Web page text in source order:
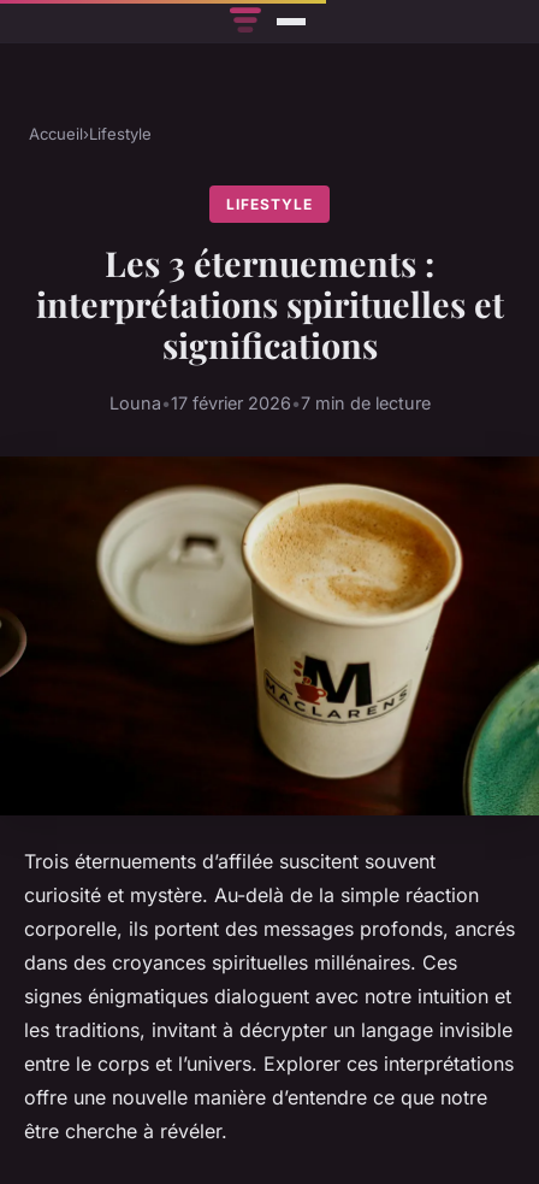
Accueil›Lifestyle
LIFESTYLE
Les 3 éternuements :
interprétations spirituelles et
significations
Louna•17 février 2026•7 min de lecture
Trois éternuements d’affilée suscitent souvent
curiosité et mystère. Au-delà de la simple réaction
corporelle, ils portent des messages profonds, ancrés
dans des croyances spirituelles millénaires. Ces
signes énigmatiques dialoguent avec notre intuition et
les traditions, invitant à décrypter un langage invisible
entre le corps et l’univers. Explorer ces interprétations
offre une nouvelle manière d’entendre ce que notre
être cherche à révéler.